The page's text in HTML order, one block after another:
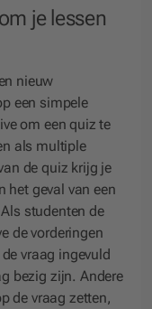
je lessen
nieuw
een simpele
om een quiz te
als multiple
de quiz krijg je
het geval van een
studenten de
de vorderingen
vraag ingevuld
bezig zijn. Andere
de vraag zetten,